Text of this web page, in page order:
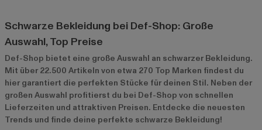
Schwarze Bekleidung bei Def-Shop: Große
Auswahl, Top Preise
Def-Shop bietet eine große Auswahl an schwarzer Bekleidung.
Mit über 22.500 Artikeln von etwa 270 Top Marken findest du
hier garantiert die perfekten Stücke für deinen Stil. Neben der
großen Auswahl profitierst du bei Def-Shop von schnellen
Lieferzeiten und attraktiven Preisen. Entdecke die neuesten
Trends und finde deine perfekte schwarze Bekleidung!